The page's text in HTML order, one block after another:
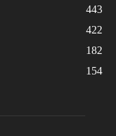
443
422
182
154